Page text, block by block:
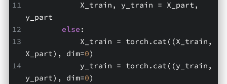
y_part
else :
X_part), dim=0)
y_part), dim=0)